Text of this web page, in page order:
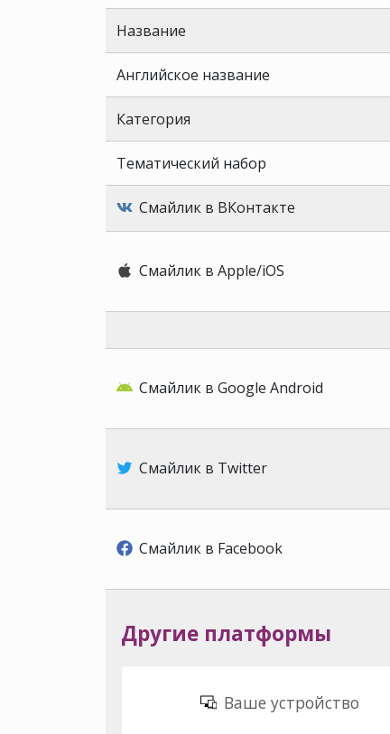
Название
Английское название
Категория
Тематический набор
Смайлик в ВКонтакте
Смайлик в Apple/iOS
Смайлик в Google Android
Смайлик в Twitter
Смайлик в Facebook
Другие платформы
Ваше устройство